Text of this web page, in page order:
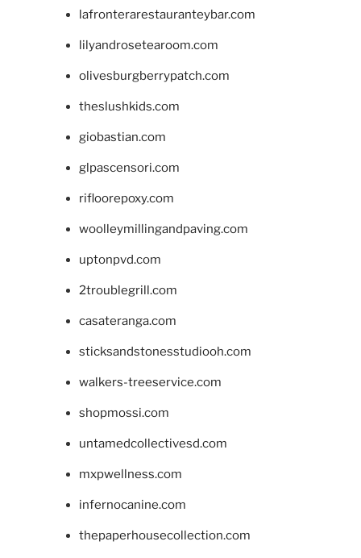
lafronterarestauranteybar.com
lilyandrosetearoom.com
olivesburgberrypatch.com
theslushkids.com
giobastian.com
glpascensori.com
rifloorepoxy.com
woolleymillingandpaving.com
uptonpvd.com
2troublegrill.com
casateranga.com
sticksandstonesstudiooh.com
walkers-treeservice.com
shopmossi.com
untamedcollectivesd.com
mxpwellness.com
infernocanine.com
thepaperhousecollection.com